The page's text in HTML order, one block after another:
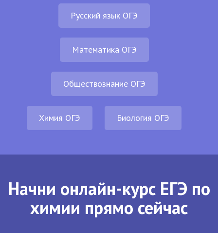
Русский язык ОГЭ
Математика ОГЭ
Обществознание ОГЭ
Химия ОГЭ Биология ОГЭ
Начни онлайн-курс ЕГЭ по
химии прямо сейчас